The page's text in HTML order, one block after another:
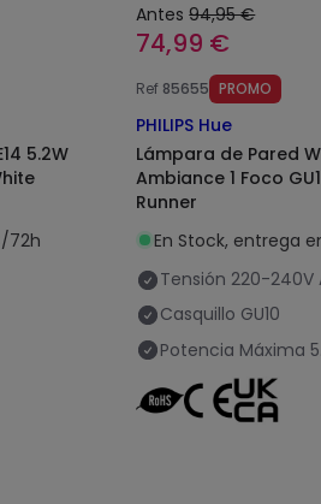
5.2W
72h
Antes 94,95 €
74,99 €
Ref 85655 PROMO
PHILIPS Hue
Lámpara de Pared
Ambiance 1 Foco
Runner
En Stock, entrega
Tensión 220-240V
Casquillo GU10
Potencia Máxima